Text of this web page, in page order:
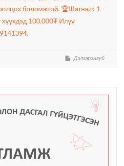
боломжтой. 🏆Шагнал: 1-
хүүхдэд 100,000₮ Илүү
Дэлгэрэнгүй